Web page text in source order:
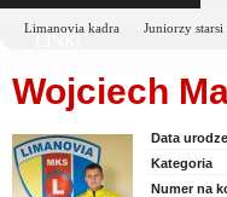
Limanovia kadra Juniorzy starsi
Wojciech
Data
Kategoria
Numer na